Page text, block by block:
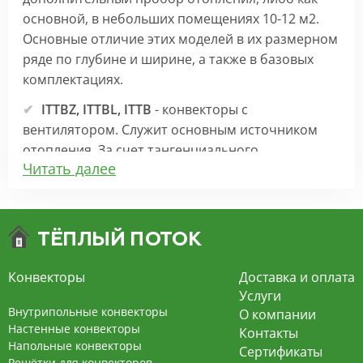
основной, в небольших помещениях 10-12 м2.
Основные отличие этих моделей в их размерном
ряде по глубине и ширине, а также в базовых
комплектациях.
ITTBZ, ITTBL, ITTB - конвекторы с
вентилятором. Служит основным источником
отопления. За счет тангенциального
вентилятора 220В создает принудительную
помещения большей площади.
Минимальная высота конвектора 70 мм
Особенности:
ITTZ и ITTBZ- бюджетные модели.
Короб с теплообменником окрашен порошковой
краской в серый цвет с алюминиевой тонкой
Читать далее
Конвекторы
Внутрипольные конвекторы
Настенные конвекторы
Напольные конвекторы
Доставка и оплата
Услуги
О компании
Контакты
Сертификаты